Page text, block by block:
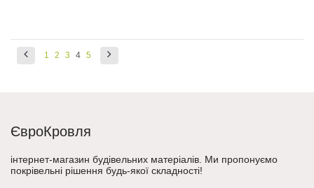
1 2 3 4 5
ЄвроКровля
інтернет-магазин будівельних матеріалів. Ми пропонуємо
покрівельні рішення будь-якої складності!